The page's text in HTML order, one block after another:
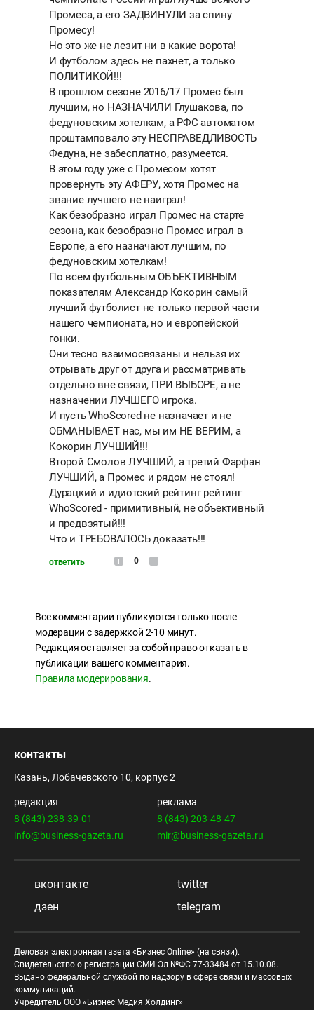
Промеса, а его ЗАДВИНУЛИ за спину
Промесу!
Но это же не лезит ни в какие ворота!
И футболом здесь не пахнет, а только
ПОЛИТИКОЙ!!!
В прошлом сезоне 2016/17 Промес был
лучшим, но НАЗНАЧИЛИ Глушакова, по
федуновским хотелкам, а РФС автоматом
проштамповало эту НЕСПРАВЕДЛИВОСТЬ
Федуна, не забесплатно, разумеется.
В этом году уже с Промесом хотят
провернуть эту АФЕРУ, хотя Промес на
звание лучшего не наиграл!
Как безобразно играл Промес на старте
сезона, как безобразно Промес играл в
Европе, а его назначают лучшим, по
федуновским хотелкам!
По всем футбольным ОБЪЕКТИВНЫМ
показателям Александр Кокорин самый
лучший футболист не только первой части
нашего чемпионата, но и европейской
гонки.
Они тесно взаимосвязаны и нельзя их
отрывать друг от друга и рассматривать
отдельно вне связи, ПРИ ВЫБОРЕ, а не
назначении ЛУЧШЕГО игрока.
И пусть WhoScored не назначает и не
ОБМАНЫВАЕТ нас, мы им НЕ ВЕРИМ, а
Кокорин ЛУЧШИЙ!!!
Второй Смолов ЛУЧШИЙ, а третий Фарфан
ЛУЧШИЙ, а Промес и рядом не стоял!
Дурацкий и идиотский рейтинг рейтинг
WhoScored - примитивный, не объективный
и предвзятый!!!
Что и ТРЕБОВАЛОСЬ доказать!!!
ответить 0
Все комментарии публикуются только после
модерации с задержкой 2-10 минут.
Редакция оставляет за собой право отказать в
публикации вашего комментария.
Правила модерирования.
контакты
Казань, Лобачевского 10, корпус 2
редакция
8 (843) 238-39-01
info@business-gazeta.ru
реклама
8 (843) 203-48-47
mir@business-gazeta.ru
вконтакте
twitter
дзен
telegram
Деловая электронная газета «Бизнес Online» (на связи).
Свидетельство о регистрации СМИ Эл №ФС 77-33484 от 15.10.08.
Выдано федеральной службой по надзору в сфере связи и массовых
коммуникаций.
Учредитель ООО «Бизнес Медия Холдинг»